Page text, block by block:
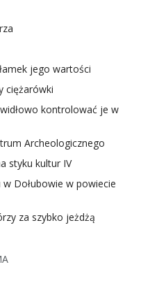
jego wartości
ciężarówki
kontrolować je w
Archeologicznego
styku kultur IV
Dołubowie w powiecie
za szybko jeżdżą